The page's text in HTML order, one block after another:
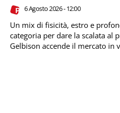
6 Agosto 2026 - 12:00
Un mix di fisicità, estro e
categoria per dare la scalata al
Gelbison accende il mercato in